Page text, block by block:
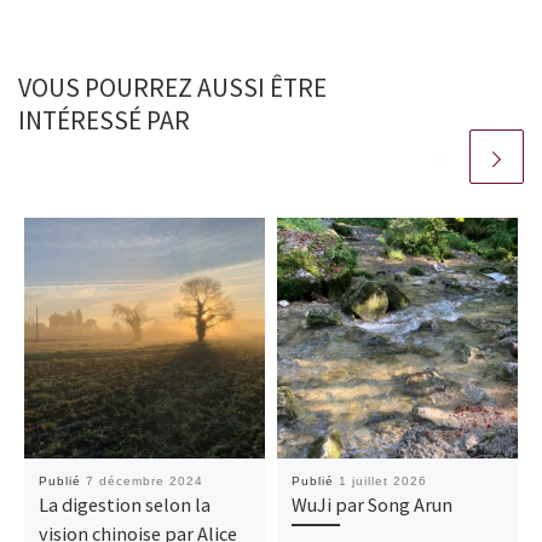
VOUS POURREZ AUSSI ÊTRE
INTÉRESSÉ PAR
Publié 7 décembre 2024
La digestion selon la
vision chinoise par Alice
Publié 1 juillet 2026
WuJi par Song Arun